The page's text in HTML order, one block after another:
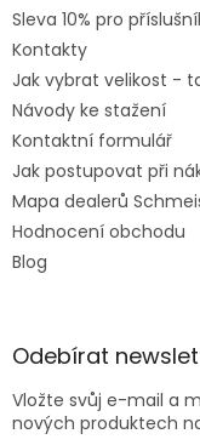
Sleva 10% pro
Kontakty
Jak vybrat velikost -
Návody ke stažení
Kontaktní formulář
Jak postupovat při
Mapa dealerů
Hodnocení obchodu
Blog
Odebírat
Vložte svůj e-mail a
nových produktech